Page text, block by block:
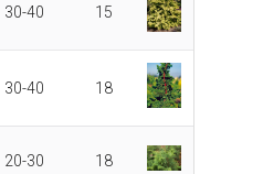
30-40 15
30-40 18
20-30 18